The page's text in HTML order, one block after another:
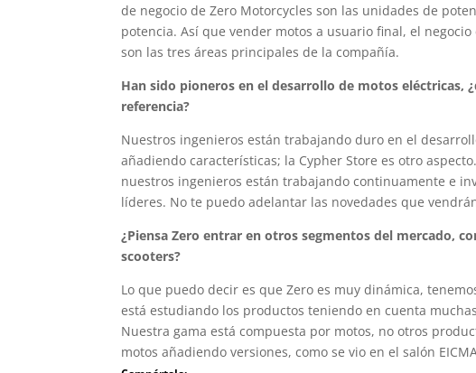
de negocio de Zero Motorcycles son las unidades de
potencia. Así que vender motos a usuario final, el
son las tres áreas principales de la compañía.
Han sido pioneros en el desarrollo de motos eléctricas,
referencia?
Nuestros ingenieros están trabajando duro en el
añadiendo características; la Cypher Store es otro
nuestros ingenieros están trabajando continuamente e
líderes. No te puedo adelantar las novedades que
¿Piensa Zero entrar en otros segmentos del mercado,
scooters?
Lo que puedo decir es que Zero es muy dinámica,
está estudiando los productos teniendo en cuenta
Nuestra gama está compuesta por motos, no otros
motos añadiendo versiones, como se vio en el salón